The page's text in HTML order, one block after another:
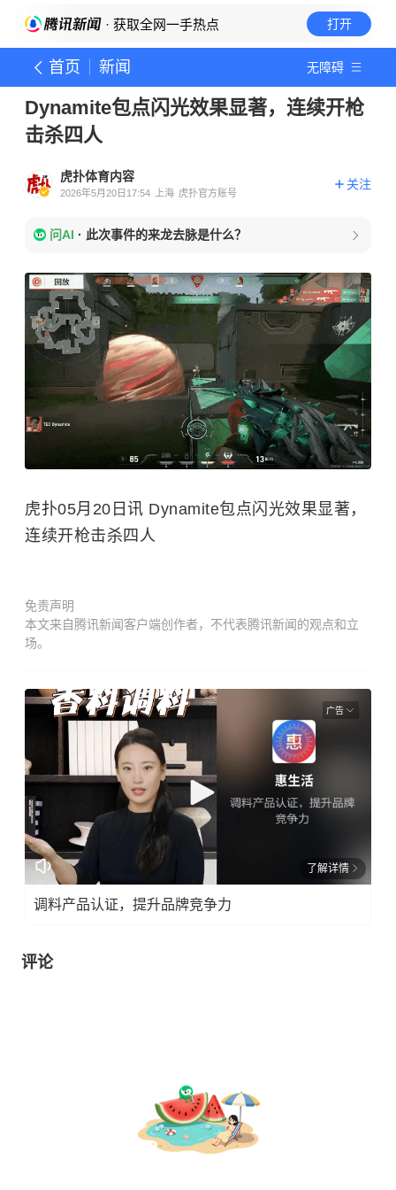
· 获取全网一手热点 打开
首页 新闻 无障碍
Dynamite包点闪光效果显著，连续开枪
击杀四人
虎扑体育内容
2026年5月20日17:54 上海 虎扑官方账号
关注
问AI · 此次事件的来龙去脉是什么？
虎扑05月20日讯 Dynamite包点闪光效果显著，
连续开枪击杀四人
免责声明
本文来自腾讯新闻客户端创作者，不代表腾讯新闻的观点和立
场。
广告
了解详情
调料产品认证，提升品牌竞争力
评论